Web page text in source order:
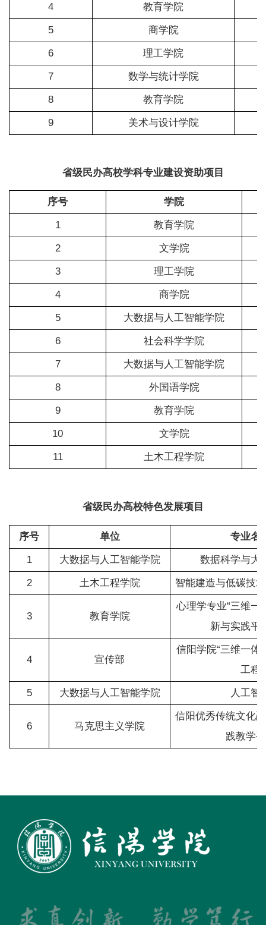
4 教育学院
5 商学院
6 理工学院
7 数学与统计学院
8 教育学院
9 美术与设计学院
省级民办高校学科专业建设资助项目
序号 学院
1 教育学院
2 文学院
3 理工学院
4 商学院
5 大数据与人工智能学院
6 社会科学学院
7 大数据与人工智能学院
8 外国语学院
9 教育学院
10 文学院
11 土木工程学院
省级民办高校特色发展项目
序号 单位 专业名
1 大数据与人工智能学院 数据科学与大
2 土木工程学院 智能建造与低碳技
3 教育学院
心理学专业“三维一
新与实践平
4 宣传部
信阳学院“三维一体
工程
5 大数据与人工智能学院 人工智
6 马克思主义学院
信阳优秀传统文化
践教学